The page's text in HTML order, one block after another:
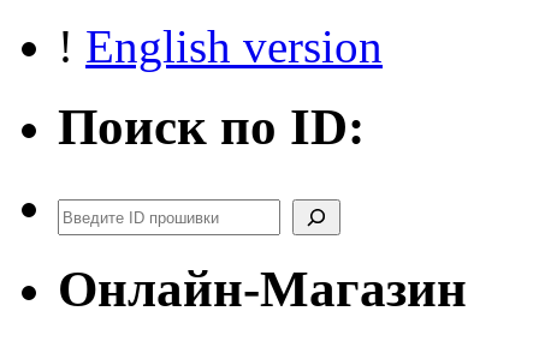
! English version
Поиск по ID:
Поиск
Онлайн-Магазин